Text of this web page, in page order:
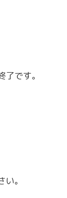
です。
。